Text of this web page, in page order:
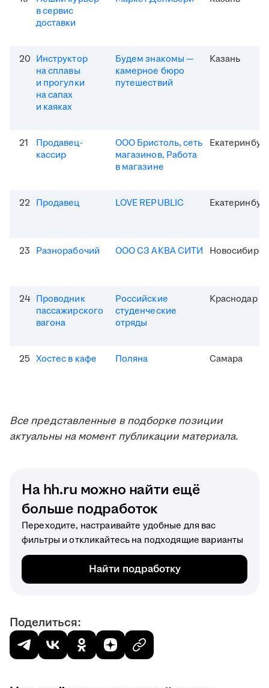
в сервис
доставки
20 Инструктор
на сплавы
и прогулки
на сапах
и каяках
Будем знакомы —
камерное бюро
путешествий
Казань
21
Продавец-
кассир
ООО Бристоль, сеть
магазинов, Работа
в магазине
22 Продавец LOVE REPUBLIC
23 Разнорабочий ООО СЗ АКВА СИТИ Новосибирск
24 Проводник
пассажирского
вагона
Российские
студенческие
отряды
Краснодар
25 Хостес в кафе Поляна Самара
Все представленные в подборке позиции
актуальны на момент публикации материала.
На hh.ru можно найти ещё
больше подработок
Переходите, настраивайте удобные для вас
фильтры и откликайтесь на подходящие варианты
Найти подработку
Поделиться: